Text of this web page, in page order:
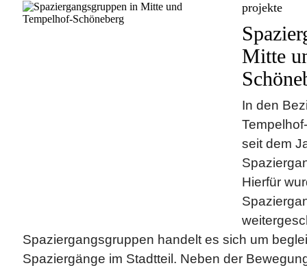
projekte
Mitte
In den
seit dem
Hierfür
Spaziergangsgruppen handelt es sich um
Spaziergänge im Stadtteil. Neben der